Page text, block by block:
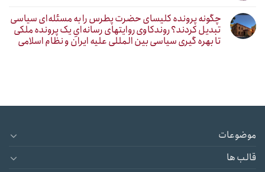
چگونه پرونده کلیسای حضرت پطرس را به مسئله‌ای سیاسی
تبدیل کردند؟ روندکاوی روایتهای رسانه‌ایِ یک پرونده ملکی
تا بهره گیری سیاسی بین المللی علیه ایران و نظام اسلامی
موضوعات
قالب ها